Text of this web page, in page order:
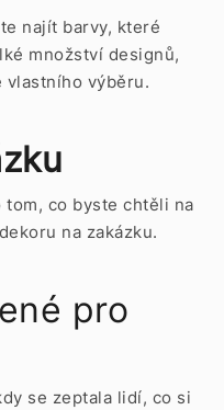
najít barvy, které
množství designů,
výběru.
tom, co byste chtěli na
na zakázku.
pro
se zeptala lidí, co si